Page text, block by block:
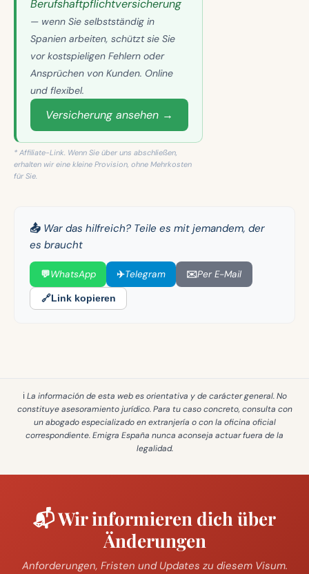
Berufshaftpflichtversicherung
— wenn Sie selbstständig in
Spanien arbeiten, schützt sie Sie
vor kostspieligen Fehlern oder
Ansprüchen von Kunden. Online
und flexibel.
Versicherung ansehen →
* Affiliate-Link. Wenn Sie über uns abschließen,
erhalten wir eine kleine Provision, ohne Mehrkosten
für Sie.
📤 War das hilfreich? Teile es mit jemandem, der
es braucht
💬WhatsApp ✈️Telegram ✉️Per E-Mail
🔗Link kopieren
ℹ️ La información de esta web esorientativa y de carácter general. No
constituye asesoramiento jurídico. Para tu caso concreto, consulta con
un abogado especializado en extranjería o con la oficina oficial
correspondiente. Emigra España nunca aconseja actuar fuera de la
legalidad.
📬 Wir informieren dich über
Änderungen
Anforderungen, Fristen und Updates zu diesem Visum.